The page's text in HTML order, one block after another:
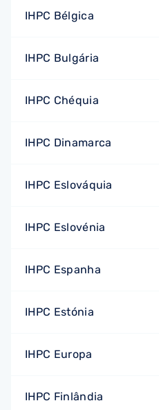
IHPC Bélgica
IHPC Bulgária
IHPC Chéquia
IHPC Dinamarca
IHPC Eslováquia
IHPC Eslovénia
IHPC Espanha
IHPC Estónia
IHPC Europa
IHPC Finlândia